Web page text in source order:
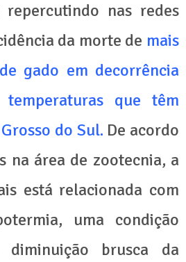
nas redes
da morte de mais
gado em decorrência
temperaturas que têm
do Sul. De acordo
na área de zootecnia, a
está relacionada com
uma condição
brusca da